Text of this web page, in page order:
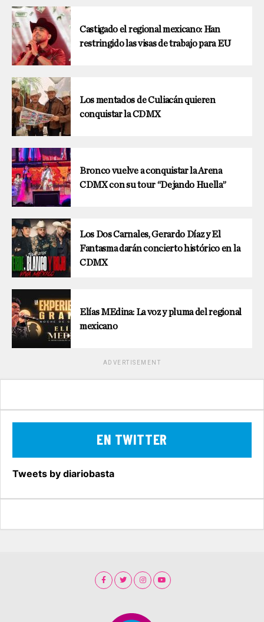
Castigado el regional mexicano: Han
restringido las visas de trabajo para EU
Los mentados de Culiacán quieren
conquistar la CDMX
Bronco vuelve a conquistar la Arena
CDMX con su tour “Dejando Huella”
Los Dos Carnales, Gerardo Díaz y El
Fantasma darán concierto histórico en la
CDMX
Elías MEdina: La voz y pluma del regional
mexicano
ADVERTISEMENT
EN TWITTER
Tweets by diariobasta